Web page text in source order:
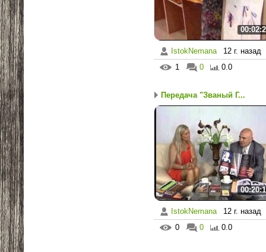
IstokNemana
12 г. назад
1
0 0.0
Передача "Званый Г...
IstokNemana
12 г. назад
0
0 0.0